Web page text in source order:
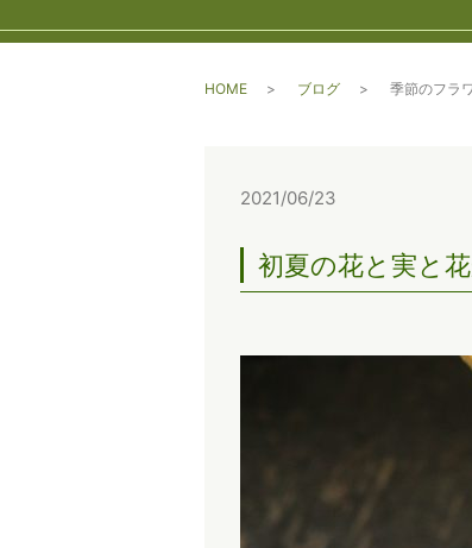
HOME ブログ 季節のフラ
2021/06/23
初夏の花と実と